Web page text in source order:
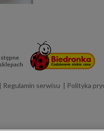
Regulamin serwisu Polityka